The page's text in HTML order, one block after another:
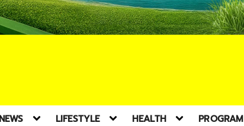
NEWS LIFESTYLE HEALTH PROGRAM